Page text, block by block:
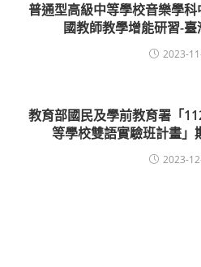
普通型高級中等學校音樂學
國教師教學增能研習-
2023-
教育部國民及學前教育署「
等學校雙語實驗班計畫」
2023-